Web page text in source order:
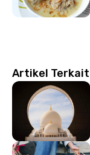
Artikel Terkait